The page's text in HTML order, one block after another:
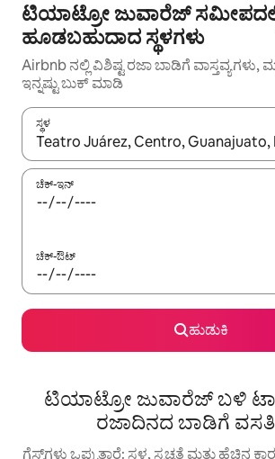
ಟಿಯಾಟ್ರೋ ಜುವಾರೆಜ್ ಸಮೀಪದಲ್ಲಿ
ಹೂಡಬಹುದಾದ ಸ್ಥಳಗಳು
Airbnb ನಲ್ಲಿ ವಿಶಿಷ್ಟ ರಜಾ ಬಾಡಿಗೆ ವಾಸ್ತವ್ಯಗಳು,
ಇನ್ನಷ್ಟು ಬುಕ್ ಮಾಡಿ
ಸ್ಥಳ
ಫಲಿತಾಂಶಗಳು ಲಭ್ಯವಿರುವಾಗ, ಅಪ್ ಮತ್ತು ಡೌನ್
ಚೆಕ್-ಇನ್
ಚೆಕ್-ಔಟ್
ಹುಡುಕಿ
ಟಿಯಾಟ್ರೋ ಜುವಾರೆಜ್ ಬಳಿ
ರಜಾದಿನದ ಬಾಡಿಗೆ
ಗೆಸ್ಟ್‌ಗಳು ಒಪ್ಪುತ್ತಾರೆ: ಸ್ಥಳ, ಸ್ವಚ್ಛತೆ ಮತ್ತು ಹೆಚ್ಚಿನ